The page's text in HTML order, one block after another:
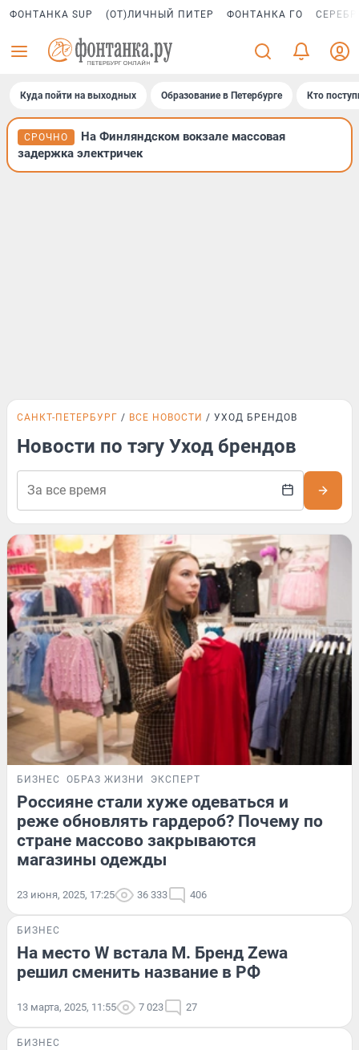
ФОНТАНКА SUP (ОТ)ЛИЧНЫЙ ПИТЕР ФОНТАНКА ГО
Куда пойти на выходных Образование в Петербурге Кто
СРОЧНО
На Финляндском вокзале массовая
задержка электричек
САНКТ-ПЕТЕРБУРГ ВСЕ НОВОСТИ УХОД БРЕНДОВ
Новости по тэгу Уход брендов
БИЗНЕС ОБРАЗ ЖИЗНИ ЭКСПЕРТ
Россияне стали хуже одеваться и
реже обновлять гардероб? Почему по
стране массово закрываются
магазины одежды
23 июня, 2025, 17:25 36 333 406
БИЗНЕС
На место W встала M. Бренд Zewa
решил сменить название в РФ
13 марта, 2025, 11:55 7 023 27
БИЗНЕС